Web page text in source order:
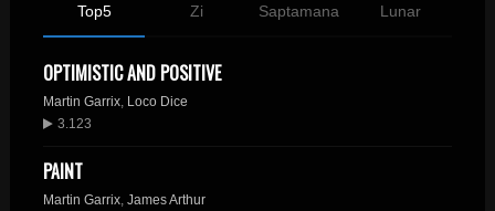
Top5 Zi Saptamana Lunar
OPTIMISTIC AND POSITIVE
Martin Garrix, Loco Dice
3.123
PAINT
Martin Garrix, James Arthur